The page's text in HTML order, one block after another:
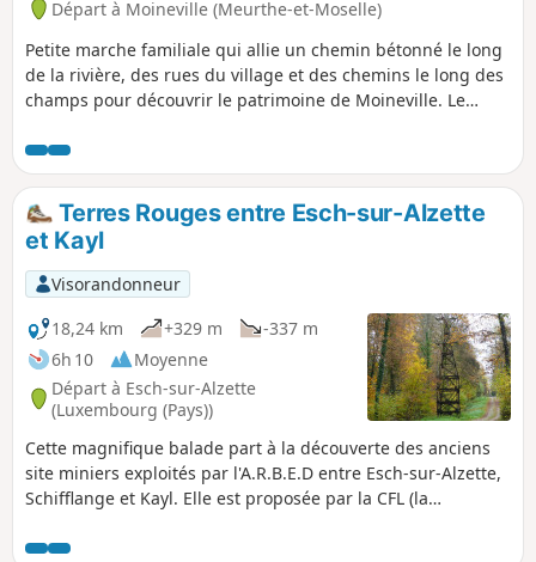
Départ à Moineville (Meurthe-et-Moselle)
Petite marche familiale qui allie un chemin bétonné le long
de la rivière, des rues du village et des chemins le long des
champs pour découvrir le patrimoine de Moineville. Le
Solan où vous pourrez découvrir différentes activités, vous
restaurer et vous rafraichir.
Terres Rouges entre Esch-sur-Alzette
et Kayl
Visorandonneur
18,24 km
+329 m
-337 m
6h 10
Moyenne
Départ à Esch-sur-Alzette
(Luxembourg (Pays))
Cette magnifique balade part à la découverte des anciens
site miniers exploités par l'A.R.B.E.D entre Esch-sur-Alzette,
Schifflange et Kayl. Elle est proposée par la CFL (la
offre Hike & Rail des sentiers de randonnée de gare en gare